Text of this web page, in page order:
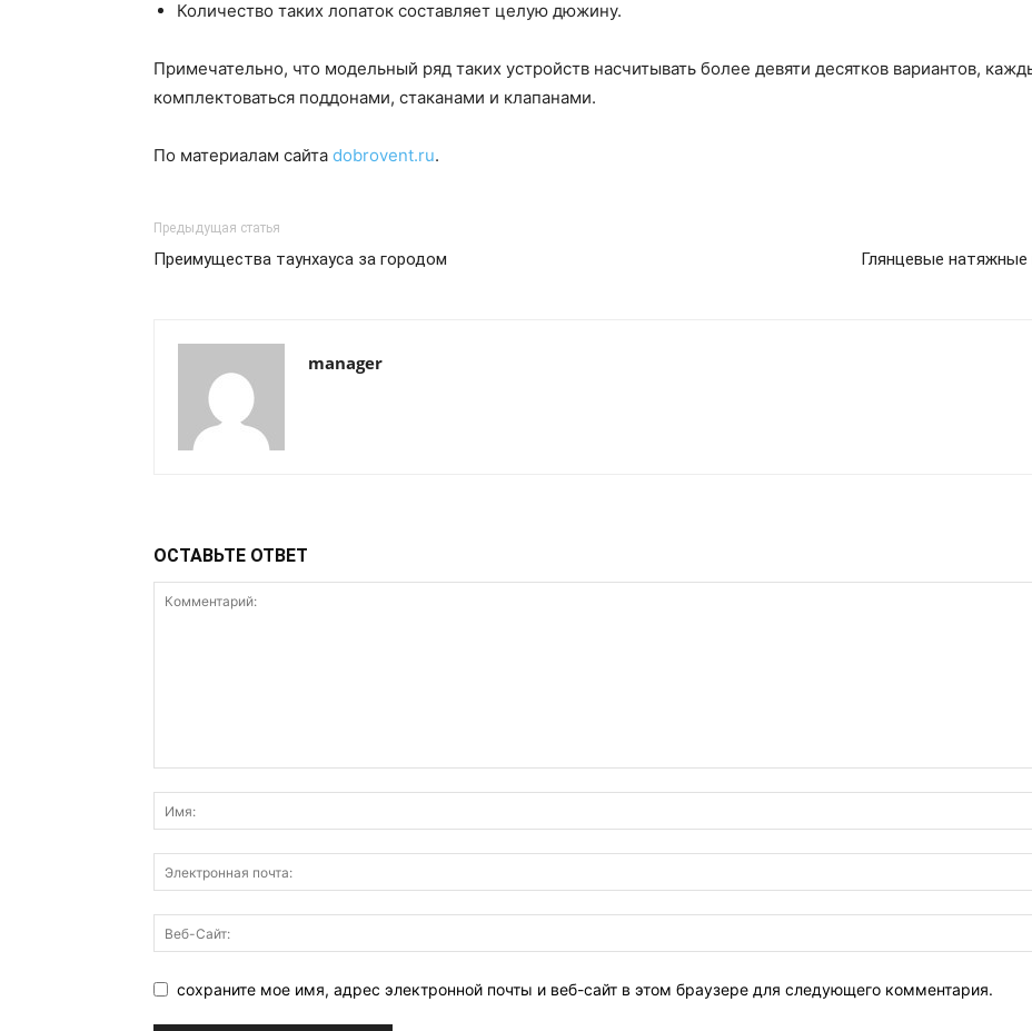
Количество таких лопаток составляет целую дюжину.
Примечательно, что модельный ряд таких устройств насчитывать более девяти десятков вариантов,
комплектоваться поддонами, стаканами и клапанами.
По материалам сайта dobrovent.ru.
Предыдущая статья
Преимущества таунхауса за городом Глянцевые
manager
ОСТАВЬТЕ ОТВЕТ
сохраните мое имя, адрес электронной почты и веб-сайт в этом браузере для следующего комментария.